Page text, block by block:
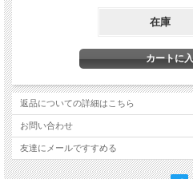
在庫
返品についての詳細はこちら
お問い合わせ
友達にメールですすめる